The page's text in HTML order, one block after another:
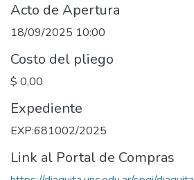
Acto de Apertura
18/09/2025 10:00
Costo del pliego
$ 0,00
Expediente
EXP:681002/2025
Link al Portal de Compras